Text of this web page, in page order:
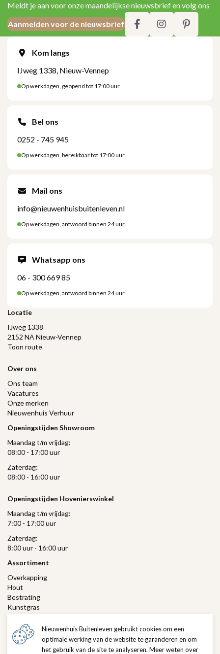
Meldt je aan voor onze maandelijkse nieuwsbrief en volg ons
Aanmelden voor de nieuwsbrief
Kom langs
IJweg 1338, Nieuw-Vennep
Op werkdagen, geopend tot 17:00 uur
Bel ons
0252 - 745 945
Op werkdagen, bereikbaar tot 17:00 uur
Mail ons
info@nieuwenhuisbuitenleven.nl
Op werkdagen, antwoord binnen 24 uur
Whatsapp ons
06 - 300 669 85
Op werkdagen, antwoord binnen 24 uur
Locatie
IJweg 1338
2152 NA Nieuw-Vennep
Toon route
Over ons
Ons team
Vacatures
Onze merken
Nieuwenhuis Verhuur
Openingstijden Showroom
Maandag t/m vrijdag:
08:00 - 17:00 uur
Zaterdag:
08:00 - 16:00 uur
Openingstijden Hovenierswinkel
Maandag t/m vrijdag:
7:00 - 17:00 uur
Zaterdag:
8:00 uur - 16:00 uur
Assortiment
Overkapping
Hout
Bestrating
Kunstgras
Verlichting
Hovenierswinkel
Klantenservice
Nieuwenhuis Buitenleven gebruikt cookies om een
optimale werking van de website te garanderen en om
het gebruik van de site te analyseren. Meer weten over